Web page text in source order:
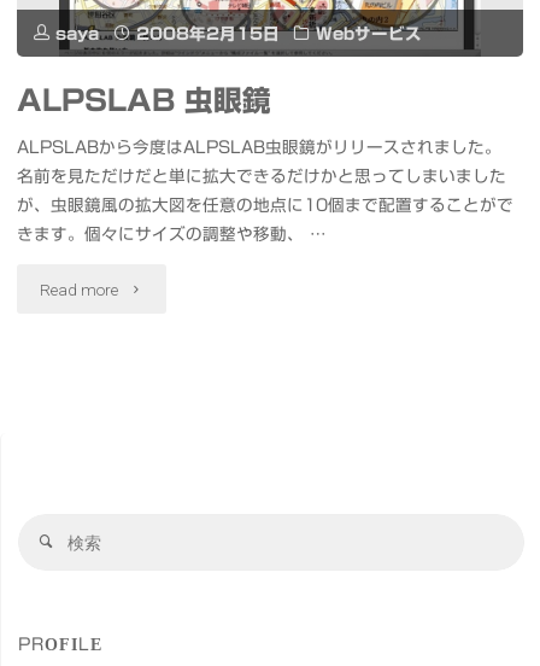
saya 2008年2月15日 Webサービス
ALPSLAB 虫眼鏡
ALPSLABから今度はALPSLAB虫眼鏡がリリースされました。
名前を見ただけだと単に拡大できるだけかと思ってしまいました
が、虫眼鏡風の拡大図を任意の地点に10個まで配置することがで
きます。個々にサイズの調整や移動、 …
Read more "ALPSLAB
検
PROFILE